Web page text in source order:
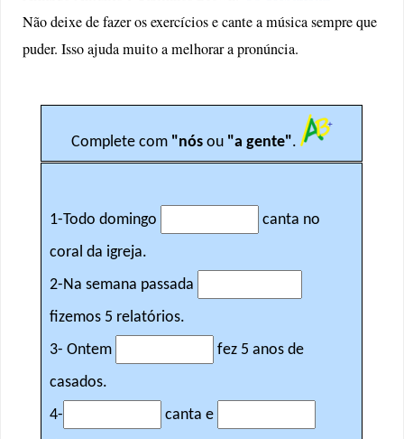
Não deixe de fazer os exercícios e cante a música sempre que
puder. Isso ajuda muito a melhorar a pronúncia.